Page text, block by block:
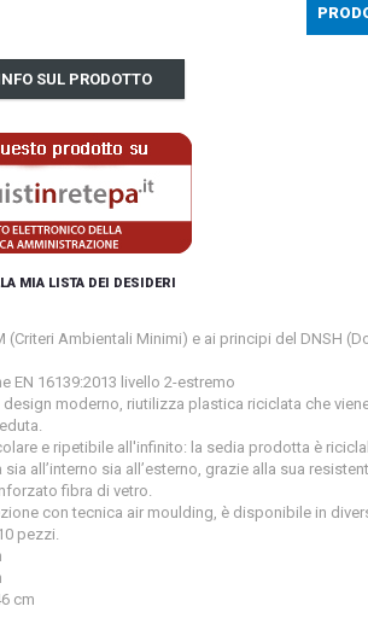
SUL PRODOTTO
MIA LISTA DEI DESIDERI
(Criteri Ambientali Minimi) e ai principi del DNSH
EN 16139:2013 livello 2-estremo
design moderno, riutilizza plastica riciclata che
e ripetibile all'infinito: la sedia prodotta è
all’interno sia all’esterno, grazie alla sua
fibra di vetro.
con tecnica air moulding, è disponibile in
pezzi.
cm